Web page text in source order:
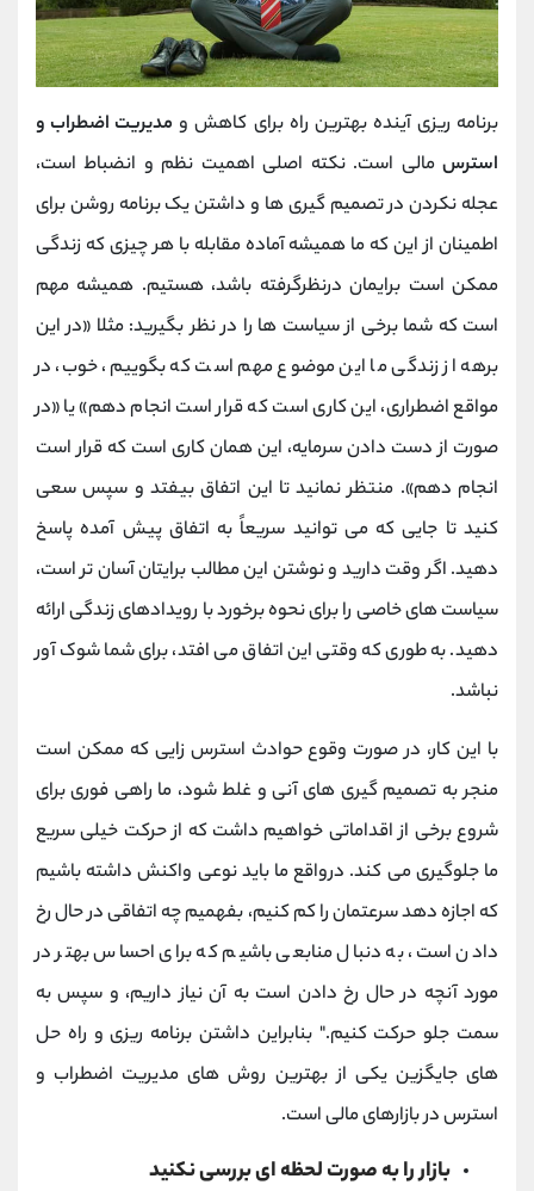
برنامه ریزی آینده بهترین راه برای کاهش و مدیریت اضطراب و
استرس مالی است. نکته اصلی اهمیت نظم و انضباط است،
عجله نکردن در تصمیم گیری ها و داشتن یک برنامه روشن برای
اطمینان از این که ما همیشه آماده مقابله با هر چیزی که زندگی
ممکن است برایمان درنظرگرفته باشد، هستیم. همیشه مهم
است که شما برخی از سیاست‌ ها را در نظر بگیرید: مثلا «در این
برهه از زندگی ما این موضوع مهم است که بگوییم، خوب، در
مواقع اضطراری، این کاری است که قرار است انجام دهم» یا «در
صورت از دست دادن سرمایه، این همان کاری است که قرار است
انجام دهم». منتظر نمانید تا این اتفاق بیفتد و سپس سعی
کنید تا جایی که می توانید سریعاً به اتفاق پیش آمده پاسخ
دهید. اگر وقت دارید و نوشتن این مطالب برایتان آسان تر است،
سیاست های خاصی را برای نحوه برخورد با رویدادهای زندگی ارائه
دهید. به طوری که وقتی این اتفاق می افتد، برای شما شوک آور
نباشد.
با این کار، در صورت وقوع حوادث استرس زایی که ممکن است
منجر به تصمیم گیری های آنی و غلط شود، ما راهی فوری برای
شروع برخی از اقداماتی خواهیم داشت که از حرکت خیلی سریع
ما جلوگیری می کند. درواقع ما باید نوعی واکنش داشته باشیم
که اجازه دهد سرعتمان را کم کنیم، بفهمیم چه اتفاقی در حال رخ
دادن است، به دنبال منابعی باشیم که برای احساس بهتر در
مورد آنچه در حال رخ دادن است به آن نیاز داریم، و سپس به
سمت جلو حرکت کنیم." بنابراین داشتن برنامه ریزی و راه حل
های جایگزین یکی از بهترین روش های مدیریت اضطراب و
استرس در بازارهای مالی است.
بازار را به صورت لحظه ای بررسی نکنید